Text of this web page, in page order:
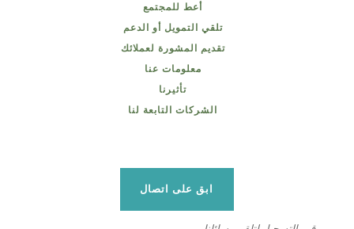
أعط للمجتمع
تلقي التمويل أو الدعم
تقديم المشورة لعملائك
معلومات عنا
تأثيرنا
الشركات التابعة لنا
ابق على اتصال